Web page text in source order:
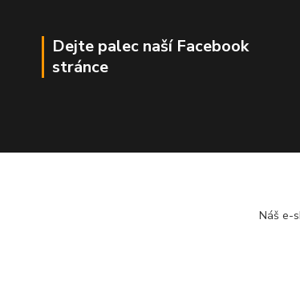
Dejte palec naší Facebook
stránce
Náš e-